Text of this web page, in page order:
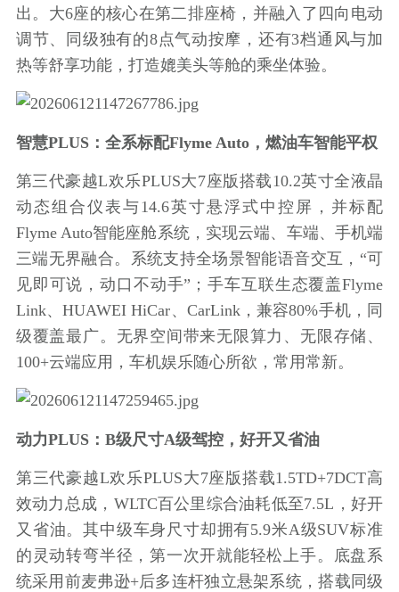
出。大6座的核心在第二排座椅，并融入了四向电动
调节、同级独有的8点气动按摩，还有3档通风与加
热等舒享功能，打造媲美头等舱的乘坐体验。
智慧PLUS：全系标配Flyme Auto，燃油车智能平权
第三代豪越L欢乐PLUS大7座版搭载10.2英寸全液晶
动态组合仪表与14.6英寸悬浮式中控屏，并标配
Flyme Auto智能座舱系统，实现云端、车端、手机端
三端无界融合。系统支持全场景智能语音交互，“可
见即可说，动口不动手”；手车互联生态覆盖Flyme
Link、HUAWEI HiCar、CarLink，兼容80%手机，同
级覆盖最广。无界空间带来无限算力、无限存储、
100+云端应用，车机娱乐随心所欲，常用常新。
动力PLUS：B级尺寸A级驾控，好开又省油
第三代豪越L欢乐PLUS大7座版搭载1.5TD+7DCT高
效动力总成，WLTC百公里综合油耗低至7.5L，好开
又省油。其中级车身尺寸却拥有5.9米A级SUV标准
的灵动转弯半径，第一次开就能轻松上手。底盘系
统采用前麦弗逊+后多连杆独立悬架系统，搭载同级